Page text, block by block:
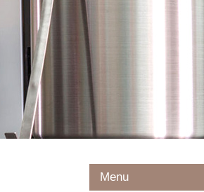
Menu